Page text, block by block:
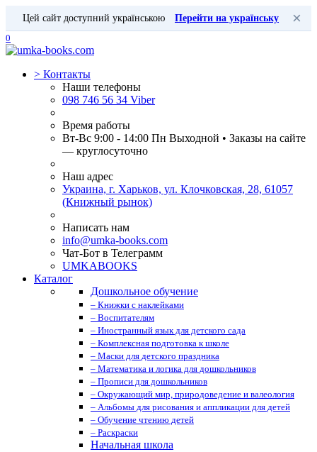
Цей сайт доступний українською Перейти на українську ×
0
> Контакты
Наши телефоны
098 746 56 34 Viber
Время работы
Вт-Вс 9:00 - 14:00 Пн Выходной • Заказы на сайте
— круглосуточно
Наш адрес
Украина, г. Харьков, ул. Клочковская, 28, 61057
(Книжный рынок)
Написать нам
info@umka-books.com
Чат-Бот в Телеграмм
UMKABOOKS
Каталог
Дошкольное обучение
– Книжки с наклейками
– Воспитателям
– Иностранный язык для детского сада
– Комплексная подготовка к школе
– Маски для детского праздника
– Математика и логика для дошкольников
– Прописи для дошкольников
– Окружающий мир, природоведение и валеология
– Альбомы для рисования и аппликации для детей
– Обучение чтению детей
– Раскраски
Начальная школа